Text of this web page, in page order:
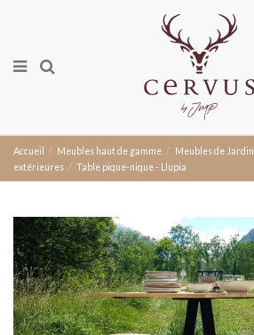
Accueil Meubles haut de gamme Meubles de Jardin
extérieures
Table pique-nique - Llupia